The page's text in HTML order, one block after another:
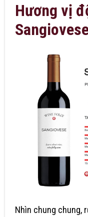
Hương vị
Nhìn chung chung,